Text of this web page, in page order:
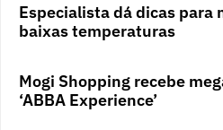
Especialista dá dicas para
baixas temperaturas
Mogi Shopping recebe
‘ABBA Experience’